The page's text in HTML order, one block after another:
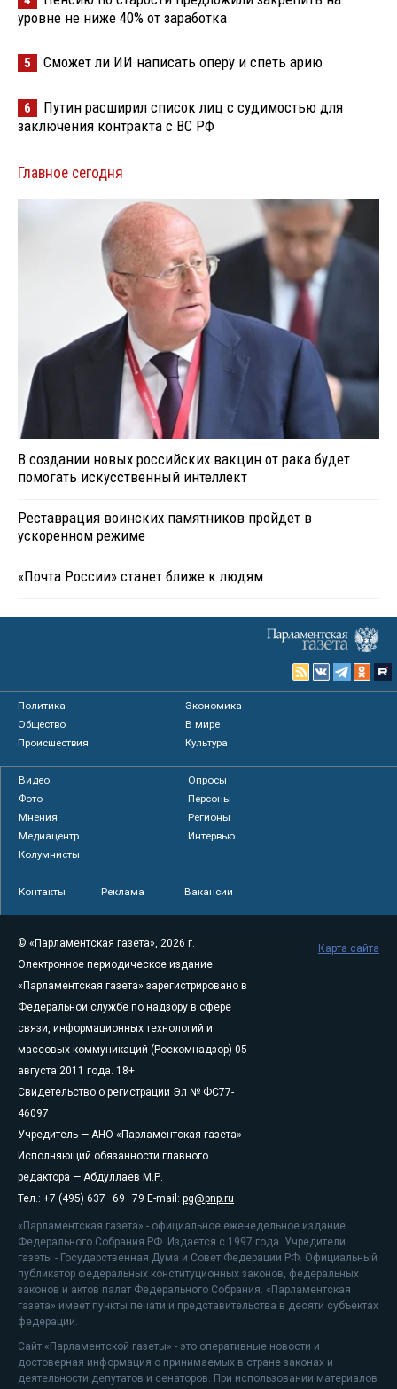
уровне не ниже 40% от заработка
5 Сможет ли ИИ написать оперу и спеть арию
6
Путин расширил список лиц с судимостью для
заключения контракта с ВС РФ
Главное сегодня
В создании новых российских вакцин от рака будет
помогать искусственный интеллект
Реставрация воинских памятников пройдет в
ускоренном режиме
«Почта России» станет ближе к людям
Политика
Экономика
Общество
В мире
Происшествия
Культура
Видео
Опросы
Фото
Персоны
Мнения
Регионы
Медиацентр
Интервью
Колумнисты
Контакты Реклама Вакансии
© «Парламентская газета», 2026 г.
Электронное периодическое издание
«Парламентская газета» зарегистрировано в
Федеральной службе по надзору в сфере
связи, информационных технологий и
массовых коммуникаций (Роскомнадзор) 05
августа 2011 года. 18+
Свидетельство о регистрации Эл № ФС77-
46097
Учредитель — АНО «Парламентская газета»
Исполняющий обязанности главного
редактора — Абдуллаев М.Р.
Тел.: +7 (495) 637–69–79 E-mail: pg@pnp.ru
«Парламентская газета» - официальное еженедельное издание
Федерального Собрания РФ. Издается с 1997 года. Учредители
газеты - Государственная Дума и Совет Федерации РФ. Официальный
публикатор федеральных конституционных законов, федеральных
законов и актов палат Федерального Собрания. «Парламентская
газета» имеет пункты печати и представительства в десяти субъектах
федерации.
Сайт «Парламентской газеты» - это оперативные новости и
достоверная информация о принимаемых в стране законах и
деятельности депутатов и сенаторов. При использовании материалов
Карта сайта